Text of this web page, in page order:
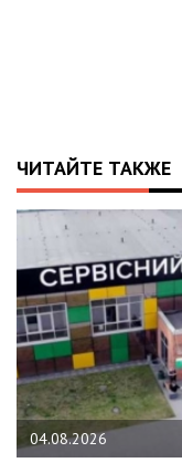
ЧИТАЙТЕ ТАКЖЕ
04.08.2026